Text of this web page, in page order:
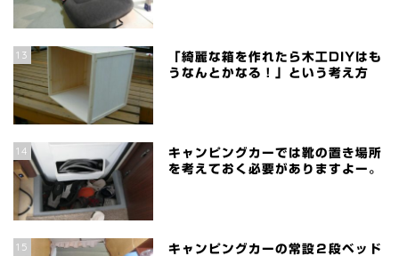
13
「綺麗な箱を作れたら木工DIYはも
うなんとかなる！」という考え方
14
キャンピングカーでは靴の置き場所
を考えておく必要がありますよー。
15
キャンピングカーの常設２段ベッド